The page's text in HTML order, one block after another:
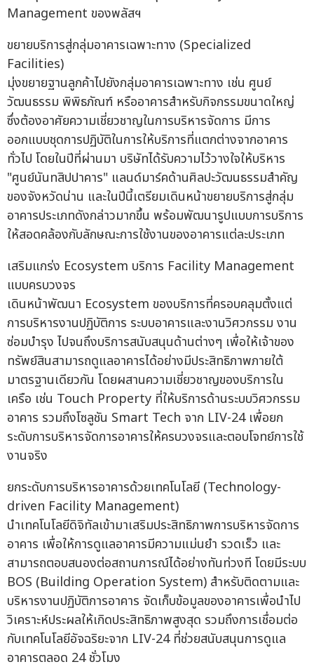
Management ของพลัสฯ
ขยายบริการสู่กลุ่มอาคารเฉพาะทาง (Specialized
Facilities)
มุ่งขยายฐานลูกค้าไปยังกลุ่มอาคารเฉพาะทาง เช่น ศูนย์
วัฒนธรรม พิพิธภัณฑ์ หรืออาคารสำหรับกิจกรรมขนาดใหญ่
ซึ่งต้องอาศัยความเชี่ยวชาญในการบริหารจัดการ มีการ
ออกแบบชุดการปฏิบัติในการให้บริการที่แตกต่างจากอาคาร
ทั่วไป โดยในปีที่ผ่านมา บริษัทได้รับความไว้วางใจให้บริหาร
"ศูนย์นันทสิปปาคาร" แลนด์มาร์คด้านศิลปะวัฒนธรรมสำคัญ
ของจังหวัดน่าน และในปีนี้เตรียมเดินหน้าขยายบริการสู่กลุ่ม
อาคารประเภทดังกล่าวมากขึ้น พร้อมพัฒนารูปแบบการบริการ
ให้สอดคล้องกับลักษณะการใช้งานของอาคารแต่ละประเภท
เสริมแกร่ง Ecosystem บริการ Facility Management
แบบครบวงจร
เดินหน้าพัฒนา Ecosystem ของบริการที่ครอบคลุมตั้งแต่
การบริหารงานปฏิบัติการ ระบบอาคารและงานวิศวกรรม งาน
ซ่อมบำรุง ไปจนถึงบริการสนับสนุนด้านต่างๆ เพื่อให้เจ้าของ
ทรัพย์สินสามารถดูแลอาคารได้อย่างมีประสิทธิภาพภายใต้
มาตรฐานเดียวกัน โดยผสานความเชี่ยวชาญของบริการใน
เครือ เช่น Touch Property ที่ให้บริการด้านระบบวิศวกรรม
อาคาร รวมถึงโซลูชัน Smart Tech จาก LIV-24 เพื่อยก
ระดับการบริหารจัดการอาคารให้ครบวงจรและตอบโจทย์การใช้
งานจริง
ยกระดับการบริหารอาคารด้วยเทคโนโลยี (Technology-
driven Facility Management)
นำเทคโนโลยีดิจิทัลเข้ามาเสริมประสิทธิภาพการบริหารจัดการ
อาคาร เพื่อให้การดูแลอาคารมีความแม่นยำ รวดเร็ว และ
สามารถตอบสนองต่อสถานการณ์ได้อย่างทันท่วงที โดยมีระบบ
BOS (Building Operation System) สำหรับติดตามและ
บริหารงานปฏิบัติการอาคาร จัดเก็บข้อมูลของอาคารเพื่อนำไป
วิเคราะห์ประผลให้เกิดประสิทธิภาพสูงสุด รวมถึงการเชื่อมต่อ
กับเทคโนโลยีอัจฉริยะจาก LIV-24 ที่ช่วยสนับสนุนการดูแล
อาคารตลอด 24 ชั่วโมง